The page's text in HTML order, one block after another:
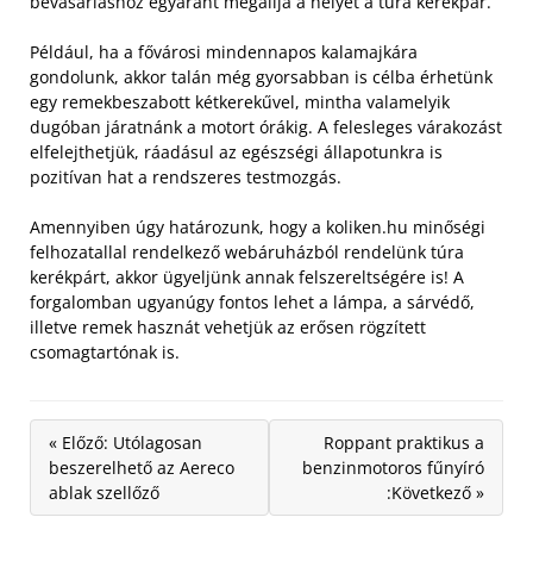
Például, ha a fővárosi mindennapos kalamajkára
gondolunk, akkor talán még gyorsabban is célba érhetünk
egy remekbeszabott kétkerekűvel, mintha valamelyik
dugóban járatnánk a motort órákig. A felesleges várakozást
elfelejthetjük, ráadásul az egészségi állapotunkra is
pozitívan hat a rendszeres testmozgás.
Amennyiben úgy határozunk, hogy a koliken.hu minőségi
felhozatallal rendelkező webáruházból rendelünk túra
kerékpárt, akkor ügyeljünk annak felszereltségére is! A
forgalomban ugyanúgy fontos lehet a lámpa, a sárvédő,
illetve remek hasznát vehetjük az erősen rögzített
csomagtartónak is.
« Előző: Utólagosan
beszerelhető az Aereco
ablak szellőző
Roppant praktikus a
benzinmotoros fűnyíró
:Következő »